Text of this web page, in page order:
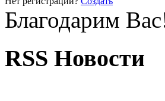
Благодарим
RSS Новости